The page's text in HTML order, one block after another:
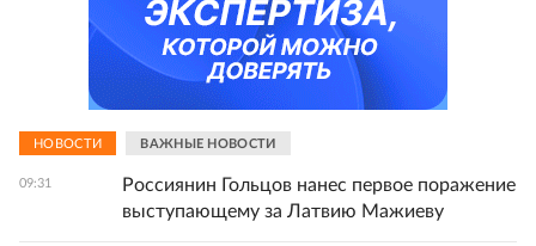
НОВОСТИ ВАЖНЫЕ НОВОСТИ
09:31
Россиянин Гольцов нанес первое поражение
выступающему за Латвию Мажиеву